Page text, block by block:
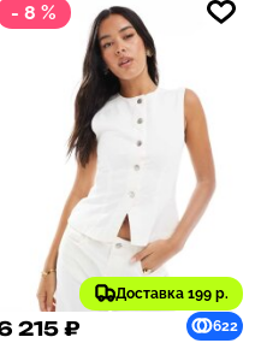
- 8 %
Доставка 199 р.
215 ₽
622